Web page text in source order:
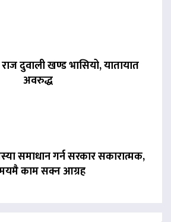
दुवाली खण्ड भासियो, यातायात
अवरुद्ध
समाधान गर्न सरकार सकारात्मक,
काम सक्न आग्रह